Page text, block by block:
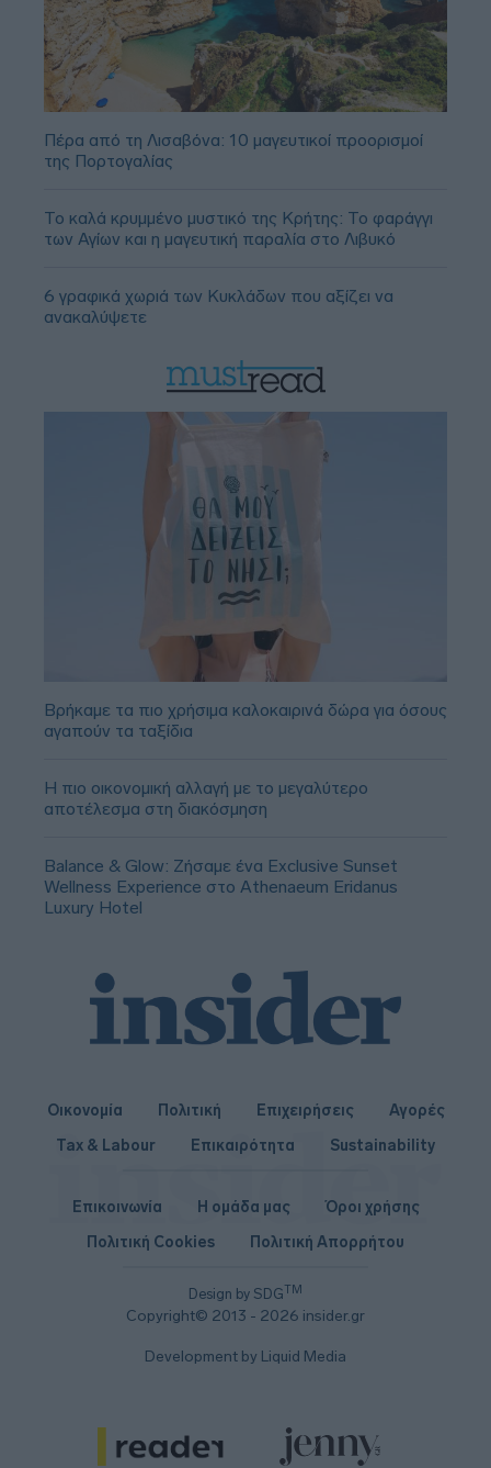
Πέρα από τη Λισαβόνα: 10 μαγευτικοί προορισμοί
της Πορτογαλίας
Το καλά κρυμμένο μυστικό της Κρήτης: Το φαράγγι
των Αγίων και η μαγευτική παραλία στο Λιβυκό
6 γραφικά χωριά των Κυκλάδων που αξίζει να
ανακαλύψετε
Βρήκαμε τα πιο χρήσιμα καλοκαιρινά δώρα για όσους
αγαπούν τα ταξίδια
Η πιο οικονομική αλλαγή με το μεγαλύτερο
αποτέλεσμα στη διακόσμηση
Balance & Glow: Ζήσαμε ένα Exclusive Sunset
Wellness Experience στο Athenaeum Eridanus
Luxury Hotel
Οικονομία Πολιτική Επιχειρήσεις
Αγορές
Tax & Labour
Επικαιρότητα Sustainability
Design by SDGTM
Copyright© 2013 - 2026 insider.gr
Επικοινωνία Η ομάδα μας
Όροι χρήσης
Πολιτική Cookies
Πολιτική Απορρήτου
Development by Liquid Media